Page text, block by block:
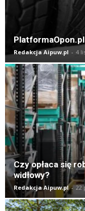
Redakcja Aipuw.pl - 4
Czy opłaca się
widłowy?
Redakcja Aipuw.pl - 22